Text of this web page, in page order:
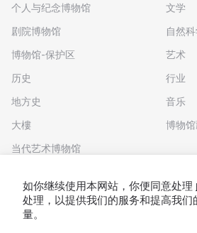
个人与纪念博物馆
剧院博物馆
博物馆-保护区
历史
地方史
大樓
当代艺术博物馆
文学
自然
艺术
行业
音乐
博物
如你继续使用本网站，你便同意处理
处理，以提供我们的服务和提高我们
量。